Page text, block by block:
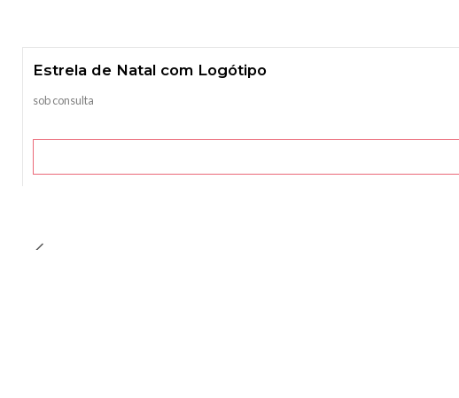
Estrela de Natal com Logótipo
sob consulta